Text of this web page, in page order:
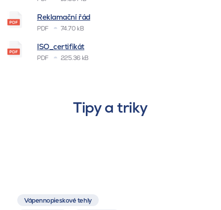
Reklamační řád
PDF 74.70 kB
ISO_certifikát
PDF 225.36 kB
Tipy a triky
Vápennopieskové tehly